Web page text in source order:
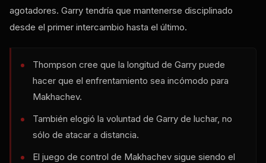
agotadores. Garry tendría que mantenerse disciplinado
desde el primer intercambio hasta el último.
Thompson cree que la longitud de Garry puede
hacer que el enfrentamiento sea incómodo para
Makhachev.
También elogió la voluntad de Garry de luchar, no
sólo de atacar a distancia.
El juego de control de Makhachev sigue siendo el